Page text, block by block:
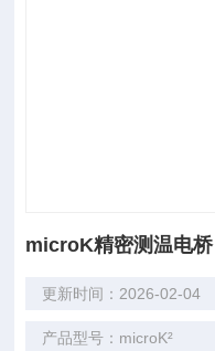
microK精密测温电桥
更新时间：2026-02-04
产品型号：microK²